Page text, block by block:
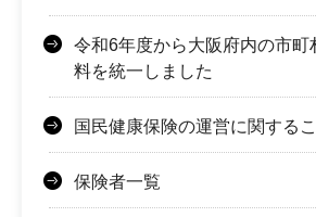
令和6年度から大阪府内の市町
料を統一しました
国民健康保険の運営に関する
保険者一覧